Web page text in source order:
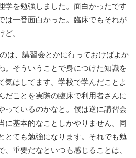
学を勉強しました。面白かったです
は一番面白かった。臨床でもそれが
。
は、講習会とかに行っておけばよか
。そういうことで身につけた知識を
気はしてます。学校で学んだことよ
だことを実際の臨床で利用者さんに
っているのかなと。僕は逆に講習会
に基本的なことしかやりません。同
とても勉強になります。それでも勉
重要だなといつも感じることは、